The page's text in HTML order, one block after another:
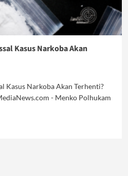
Kasus Narkoba Akan
Kasus Narkoba Akan Terhenti?
- Menko Polhukam